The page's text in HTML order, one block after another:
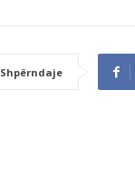
Shpërndaje